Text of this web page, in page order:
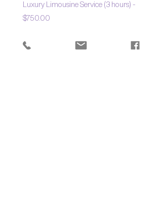
Luxury Limousine Service (3 hours) -
$750.00
Large Bamboo Wedding Arch with Flowers